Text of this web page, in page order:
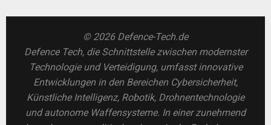
© 2026 Defence-Tech.de
Defence Tech, die Schnittstelle zwischen modernster
Technologie und Verteidigung, umfasst innovative
Entwicklungen in den Bereichen Cybersicherheit,
Künstliche Intelligenz, Robotik, Drohnentechnologie
und autonome Waffensysteme. In einer zunehmend